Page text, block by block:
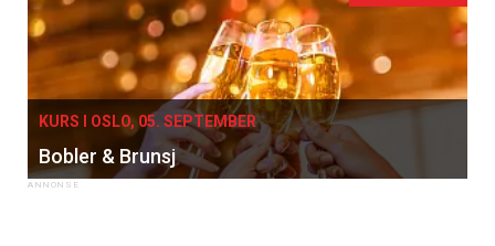
KURS I OSLO, 05. SEPTEMBER
Bobler & Brunsj